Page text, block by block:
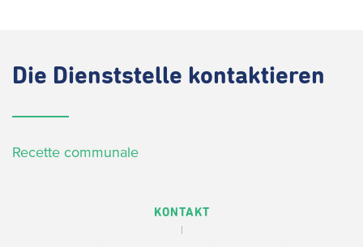
Die Dienststelle kontaktieren
Recette communale
KONTAKT